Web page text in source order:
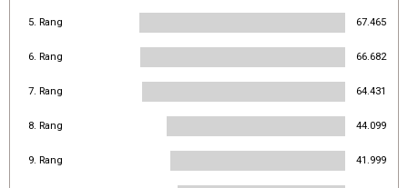
5. Rang 67.465
6. Rang 66.682
7. Rang 64.431
8. Rang 44.099
9. Rang 41.999